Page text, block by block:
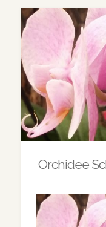
Orchidee